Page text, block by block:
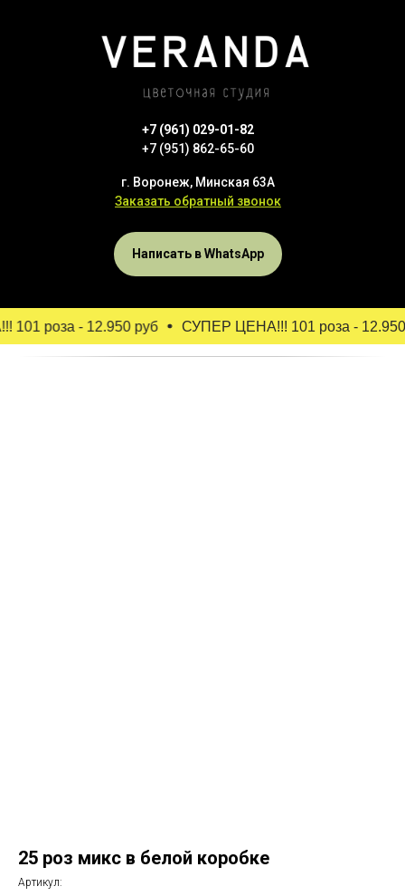
+7 (961) 029-01-82
+7 (951) 862-65-60
г. Воронеж, Минская 63А
Заказать обратный звонок
Написать в WhatsApp
роза - 12.950 руб СУПЕР ЦЕНА!!! 101 роза - 12.950
25 роз микс в белой коробке
Артикул: